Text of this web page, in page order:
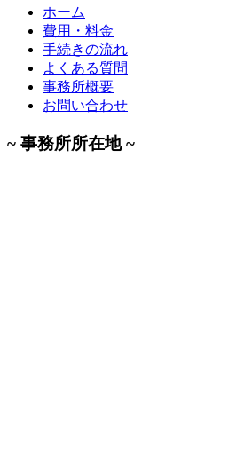
ホーム
費用・料金
手続きの流れ
よくある質問
事務所概要
お問い合わせ
~ 事務所所在地 ~